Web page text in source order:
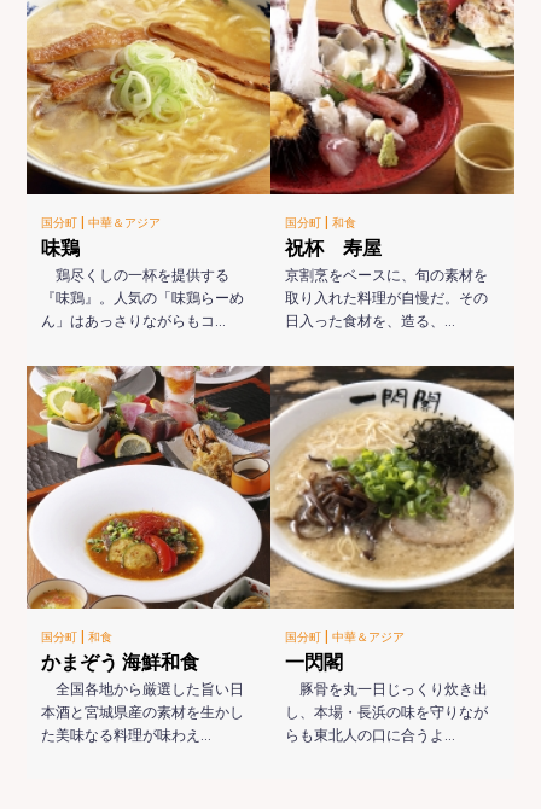
国分町 |中華＆アジア
味鶏
鶏尽くしの一杯を提供する
『味鶏』。人気の「味鶏らーめ
ん」はあっさりながらもコ…
国分町 | 和食
祝杯 寿屋
京割烹をベースに、旬の素材を
取り入れた料理が自慢だ。その
日入った食材を、造る、…
国分町 |和食
かまぞう 海鮮和食
全国各地から厳選した旨い日
本酒と宮城県産の素材を生かし
た美味なる料理が味わえ…
国分町 | 中華＆アジア
一閃閣
豚骨を丸一日じっくり炊き出
し、本場・長浜の味を守りなが
らも東北人の口に合うよ…